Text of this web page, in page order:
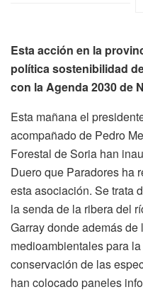
Esta acción en la
política sostenibilidad
con la Agenda 2030 de
Esta mañana el
acompañado de Pedro
Forestal de Soria han
Duero que Paradores ha
esta asociación. Se trata
la senda de la ribera del
Garray donde además
medioambientales para
conservación de las
han colocado paneles